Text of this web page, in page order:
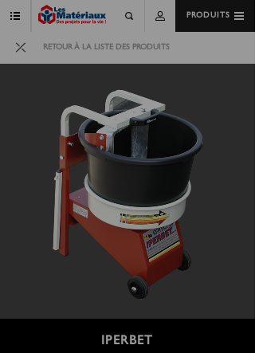
PRODUITS
RETOUR À LA LISTE DES PRODUITS
IPERBET